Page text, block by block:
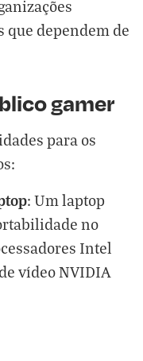
que dependem de
gamer
para os
: Um laptop
no
Intel
vídeo NVIDIA